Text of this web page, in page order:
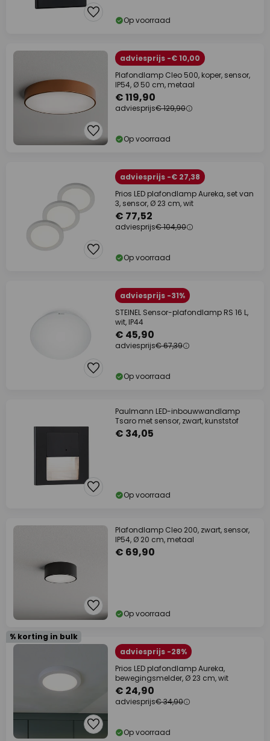
Op voorraad
adviesprijs -€ 10,00
Plafondlamp Cleo 500, koper, sensor,
IP54, Ø 50 cm, metaal
€ 119,90
adviesprijs€ 129,90
Op voorraad
adviesprijs -€ 27,38
Prios LED plafondlamp Aureka, set van
3, sensor, Ø 23 cm, wit
€ 77,52
adviesprijs€ 104,90
Op voorraad
adviesprijs -31%
STEINEL Sensor-plafondlamp RS 16 L,
wit, IP44
€ 45,90
adviesprijs€ 67,39
Op voorraad
Paulmann LED-inbouwwandlamp
Tsaro met sensor, zwart, kunststof
€ 34,05
Op voorraad
Plafondlamp Cleo 200, zwart, sensor,
IP54, Ø 20 cm, metaal
€ 69,90
Op voorraad
% korting in bulk
adviesprijs -28%
Prios LED plafondlamp Aureka,
bewegingsmelder, Ø 23 cm, wit
€ 24,90
adviesprijs€ 34,90
Op voorraad